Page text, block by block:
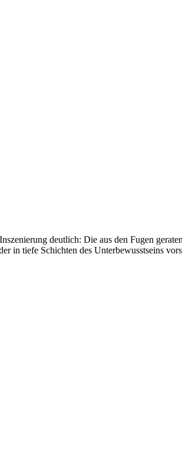
deutlich: Die aus den Fugen
in tiefe Schichten des Unterbewusstseins